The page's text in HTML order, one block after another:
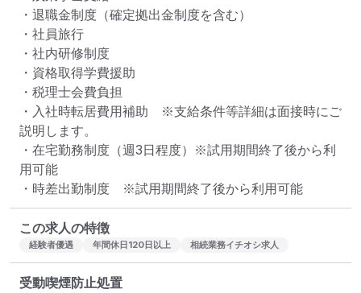
・退職金制度（確定拠出金制度を含む）
・社員旅行
・社内研修制度
・資格取得学費援助
・税理士会費負担
・入社時転居費用補助　※支給条件等詳細は面接時にご
説明します。
・在宅勤務制度（週3日程度）※試用期間終了後から利
用可能
・時差出勤制度　※試用期間終了後から利用可能
この求人の特徴
経験者優遇 年間休日120日以上 相続業務イチオシ求人
受動喫煙防止処置